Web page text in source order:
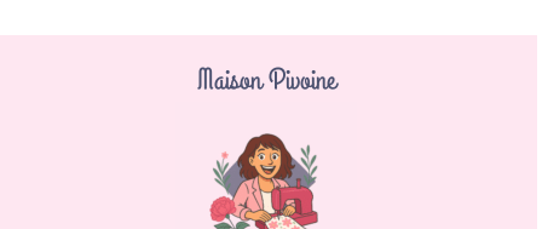
Maison Pivoine